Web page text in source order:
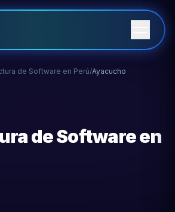
de Software en Perú/Ayacucho
de Software en